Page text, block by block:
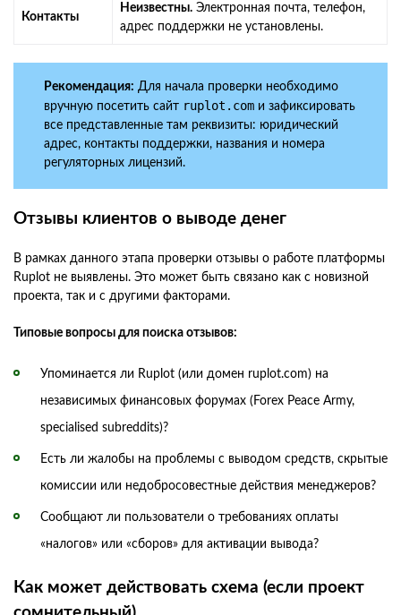
Контакты
Неизвестны. Электронная почта, телефон,
адрес поддержки не установлены.
Рекомендация: Для начала проверки необходимо
вручную посетить сайт ruplot.comи зафиксировать
все представленные там реквизиты: юридический
адрес, контакты поддержки, названия и номера
регуляторных лицензий.
Отзывы клиентов о выводе денег
В рамках данного этапа проверки отзывы о работе платформы
Ruplot не выявлены. Это может быть связано как с новизной
проекта, так и с другими факторами.
Типовые вопросы для поиска отзывов:
Упоминается ли Ruplot (или домен ruplot.com) на
независимых финансовых форумах (Forex Peace Army,
specialised subreddits)?
Есть ли жалобы на проблемы с выводом средств, скрытые
комиссии или недобросовестные действия менеджеров?
Сообщают ли пользователи о требованиях оплаты
«налогов» или «сборов» для активации вывода?
Как может действовать схема (если проект